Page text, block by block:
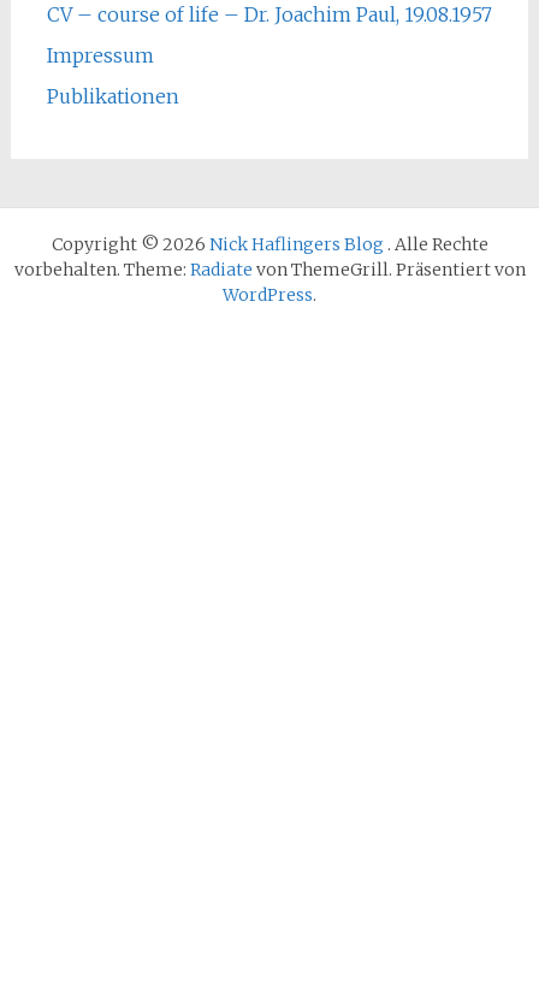
CV – course of life – Dr. Joachim Paul, 19.08.1957
Impressum
Publikationen
Copyright © 2026 Nick Haflingers Blog . Alle Rechte
vorbehalten. Theme: Radiate von ThemeGrill. Präsentiert von
WordPress.